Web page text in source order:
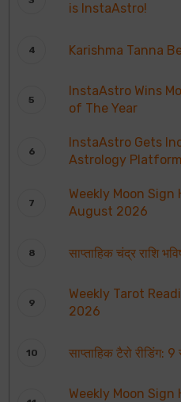
is InstaAstro!
Karishma Tanna
InstaAstro Wins
of The Year
InstaAstro Gets
Astrology
Weekly Moon Sign
August 2026
साप्ताहिक चंद्र राशि
Weekly Tarot
2026
साप्ताहिक टैरो
Weekly Moon